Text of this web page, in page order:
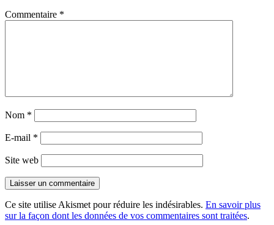
Commentaire *
Nom *
E-mail *
Site web
Ce site utilise Akismet pour réduire les indésirables. En savoir plus
sur la façon dont les données de vos commentaires sont traitées.